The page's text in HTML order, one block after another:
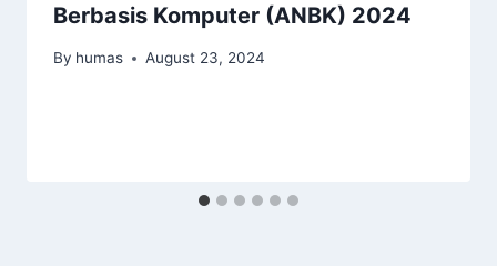
Berbasis Komputer (ANBK) 2024
By humas August 23, 2024